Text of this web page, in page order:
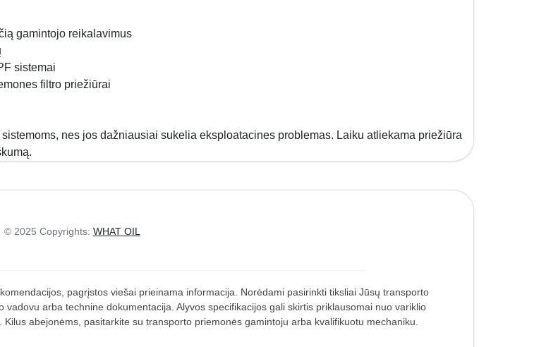
gamintojo reikalavimus
sistemai
filtro priežiūrai
nes jos dažniausiai sukelia eksploatacines problemas. Laiku atliekama priežiūra
© 2025 Copyrights: WHAT OIL
pagrįstos viešai prieinama informacija. Norėdami pasirinkti tiksliai Jūsų transporto
arba technine dokumentacija. Alyvos specifikacijos gali skirtis priklausomai nuo variklio
abejonėms, pasitarkite su transporto priemonės gamintoju arba kvalifikuotu mechaniku.